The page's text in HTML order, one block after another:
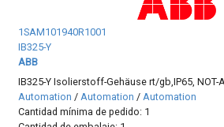
1SAM101940R1001
IB325-Y
ABB
IB325-Y Isolierstoff-Gehäuse rt/gb,IP65,
Automation /Automation /Automation
Cantidad mínima de pedido: 1